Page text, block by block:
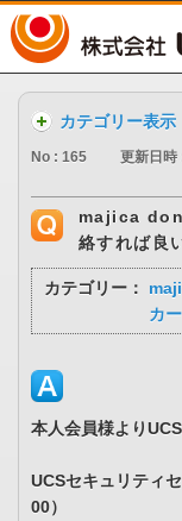
カテゴリー表示
No : 165 更新日時
majica
絡すれば良
カテゴリー：
カ
本人会員様より
UCSセキュリティ
00）